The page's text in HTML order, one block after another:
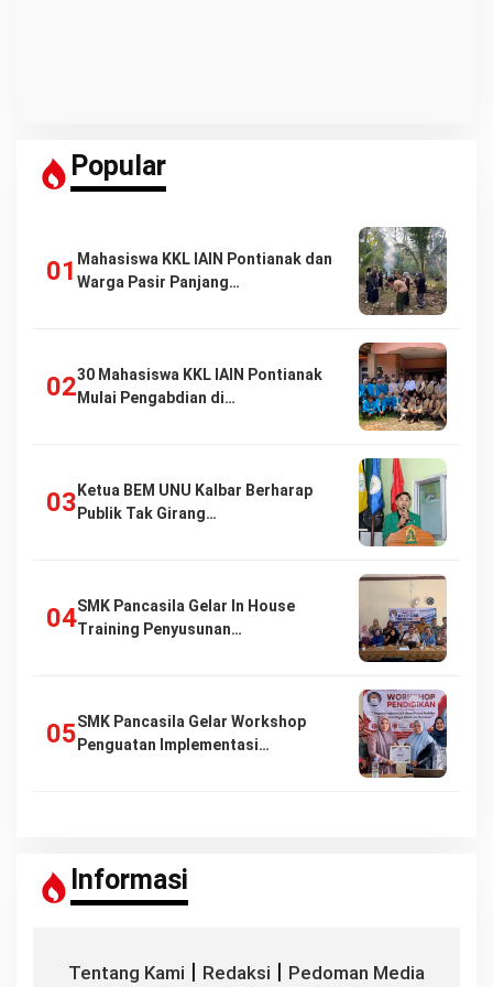
Popular
Mahasiswa KKL IAIN Pontianak dan
Warga Pasir Panjang…
30 Mahasiswa KKL IAIN Pontianak
Mulai Pengabdian di…
Ketua BEM UNU Kalbar Berharap
Publik Tak Girang…
SMK Pancasila Gelar In House
Training Penyusunan…
SMK Pancasila Gelar Workshop
Penguatan Implementasi…
Informasi
Tentang Kami | Redaksi | Pedoman Media